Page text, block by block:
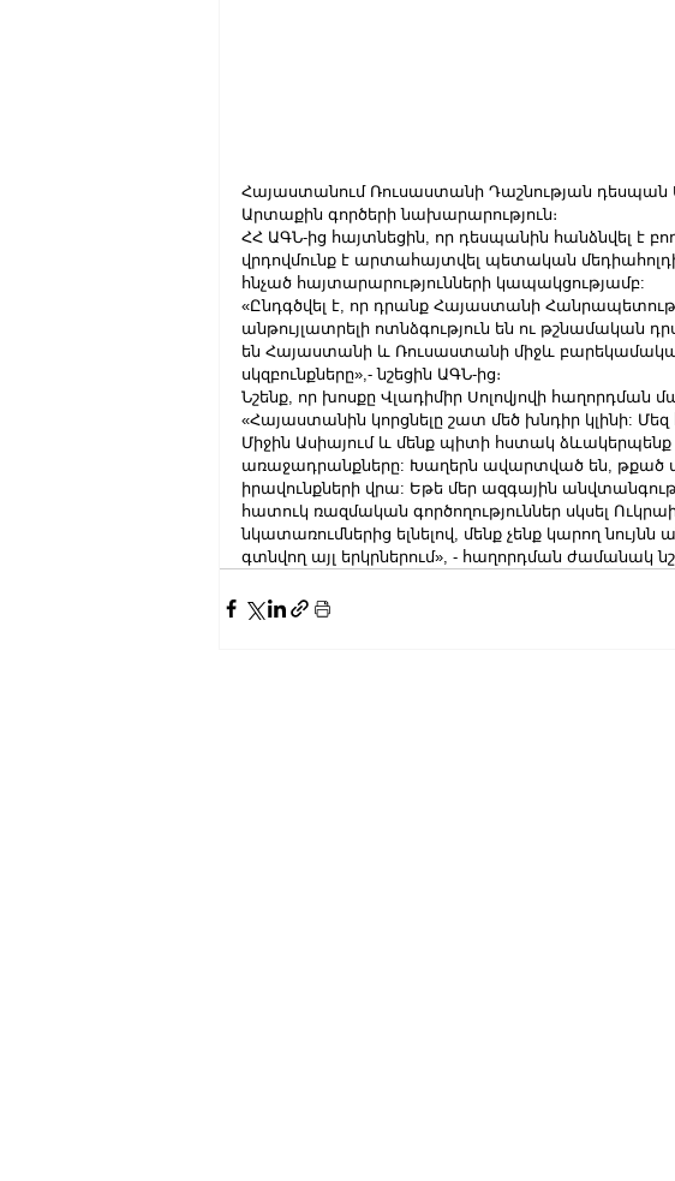
Հայաստանում Ռուսաստանի Դաշնության դեսպան
Արտաքին գործերի նախարարություն։
ՀՀ ԱԳՆ-ից հայտնեցին, որ դեսպանին հանձնվել է
վրդովմունք է արտահայտվել պետական
հնչած հայտարարությունների կապակցությամբ:
«Ընդգծվել է, որ դրանք Հայաստանի
անթույլատրելի ոտնձգություն են ու թշնամական
են Հայաստանի և Ռուսաստանի միջև
սկզբունքները»,- նշեցին ԱԳՆ-ից։
Նշենք, որ խոսքը Վլադիմիր Սոլովյովի հաղորդման
«Հայաստանին կորցնելը շատ մեծ խնդիր կլինի: Մեզ
Միջին Ասիայում և մենք պիտի հստակ ձևակերպենք
առաջադրանքները: Խաղերն ավարտված են, թքած
իրավունքների վրա: Եթե մեր ազգային
հատուկ ռազմական գործողություններ սկսել
նկատառումներից ելնելով, մենք չենք կարող
գտնվող այլ երկրներում», - հաղորդման ժամանակ